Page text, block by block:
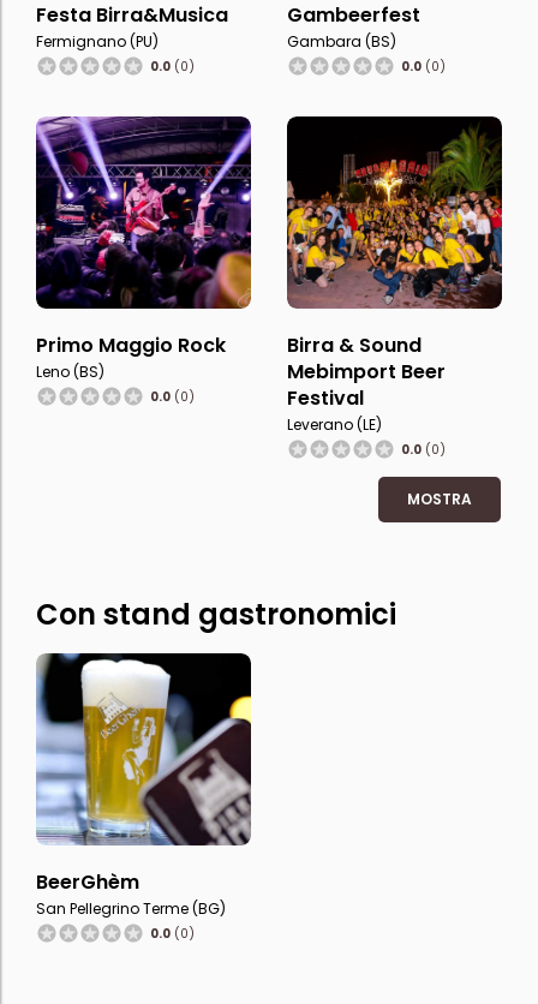
Festa Birra&Musica
Fermignano (PU)
0.0 (0)
Gambeerfest
Gambara (BS)
0.0 (0)
Primo Maggio Rock
Leno (BS)
0.0 (0)
Birra & Sound
Mebimport Beer
Festival
Leverano (LE)
0.0 (0)
MOSTRA
Con stand gastronomici
BeerGhèm
San Pellegrino Terme (BG)
0.0 (0)